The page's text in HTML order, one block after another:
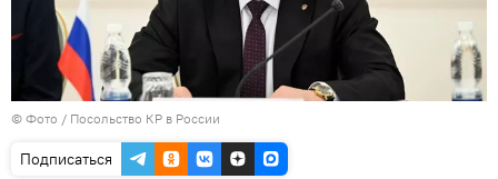
© Фото / Посольство КР в России
Подписаться